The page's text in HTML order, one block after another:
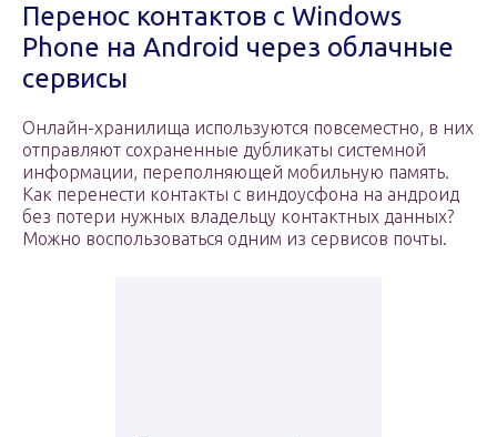
Перенос контактов с Windows
Phone на Android через облачные
сервисы
Онлайн-хранилища используются повсеместно, в них
отправляют сохраненные дубликаты системной
информации, переполняющей мобильную память.
Как перенести контакты с виндоусфона на андроид
без потери нужных владельцу контактных данных?
Можно воспользоваться одним из сервисов почты.